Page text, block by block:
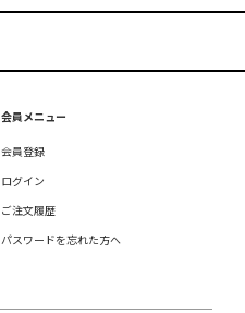
会員メニュー
会員登録
ログイン
ご注文履歴
パスワードを忘れた方へ